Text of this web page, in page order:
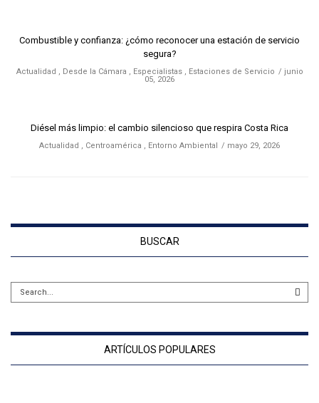
Combustible y confianza: ¿cómo reconocer una estación de servicio
segura?
Actualidad , Desde la Cámara , Especialistas, Estaciones de Servicio
junio
05, 2026
Diésel más limpio: el cambio silencioso que respira Costa Rica
Actualidad , Centroamérica , Entorno Ambiental mayo 29, 2026
BUSCAR
ARTÍCULOS POPULARES